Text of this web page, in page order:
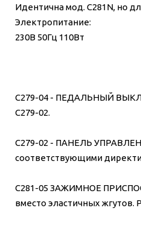
Идентична мод. C281N, но
Электропитание:
230В 50Гц 110Вт
C279-04 - ПЕДАЛЬНЫЙ
C279-02.
C279-02 - ПАНЕЛЬ
соответствующими
C281-05 ЗАЖИМНОЕ
вместо эластичных